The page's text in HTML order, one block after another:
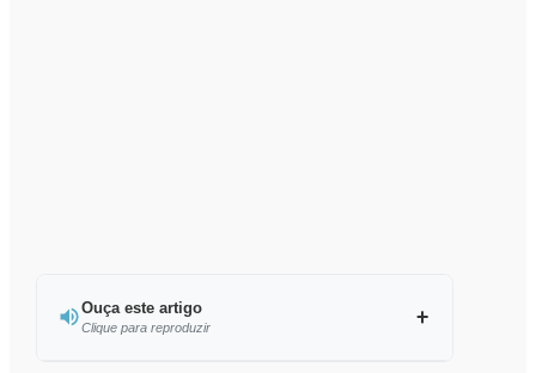
Ouça este artigo
Clique para reproduzir